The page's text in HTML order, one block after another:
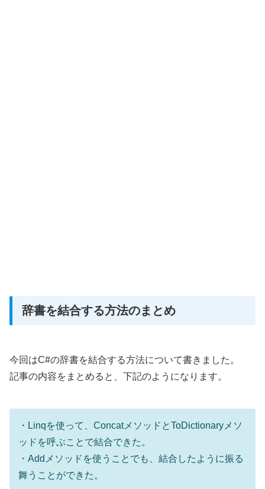
辞書を結合する方法のまとめ
今回はC#の辞書を結合する方法について書きました。
記事の内容をまとめると、下記のようになります。
・Linqを使って、ConcatメソッドとToDictionaryメソ
ッドを呼ぶことで結合できた。
・Addメソッドを使うことでも、結合したように振る
舞うことができた。